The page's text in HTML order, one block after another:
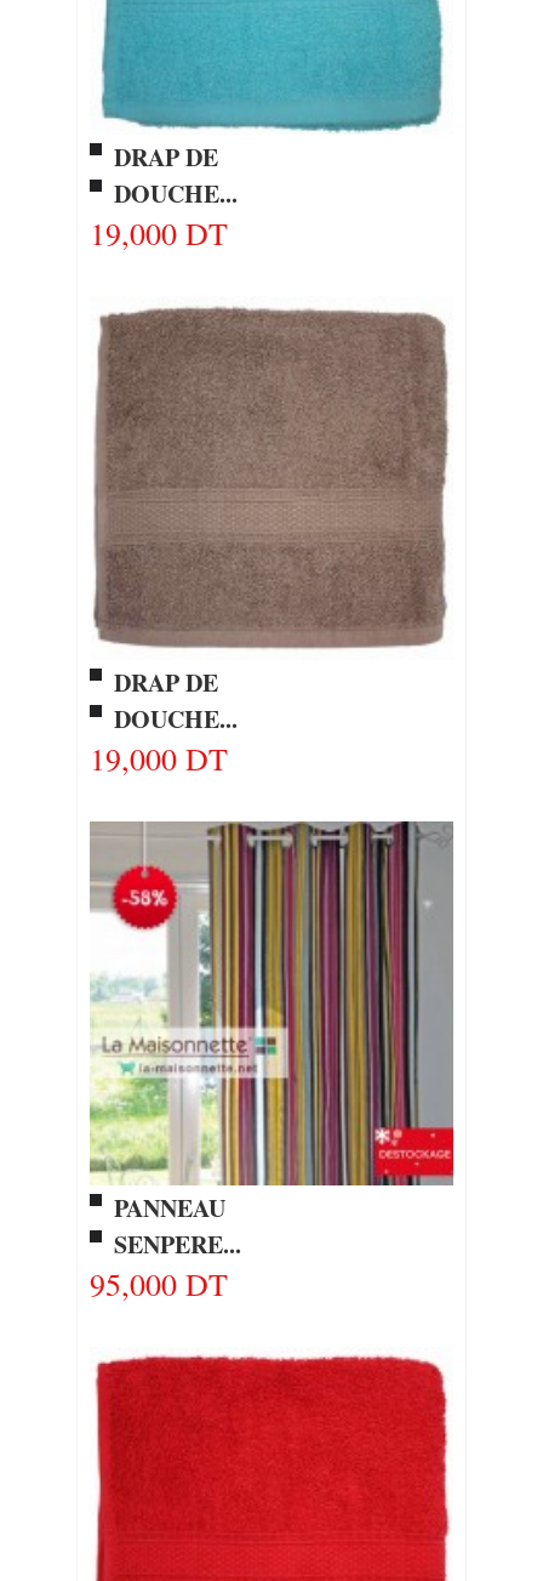
DRAP DE
DOUCHE...
19,000 DT
DRAP DE
DOUCHE...
19,000 DT
PANNEAU
SENPERE...
95,000 DT